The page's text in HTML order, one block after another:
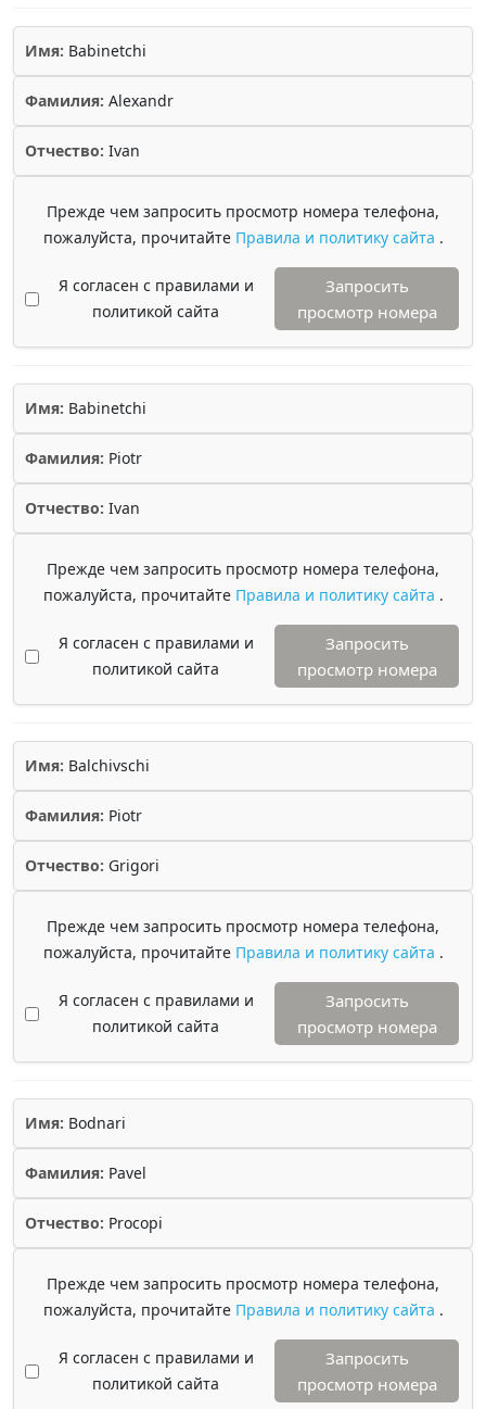
Имя: Babinetchi
Фамилия: Alexandr
Отчество: Ivan
Прежде чем запросить просмотр номера телефона,
пожалуйста, прочитайте Правила и политику сайта .
Я согласен с правилами и
политикой сайта
Запросить
просмотр номера
Имя: Babinetchi
Фамилия: Piotr
Отчество: Ivan
Прежде чем запросить просмотр номера телефона,
пожалуйста, прочитайте Правила и политику сайта .
Я согласен с правилами и
политикой сайта
Запросить
просмотр номера
Имя: Balchivschi
Фамилия: Piotr
Отчество: Grigori
Прежде чем запросить просмотр номера телефона,
пожалуйста, прочитайте Правила и политику сайта .
Я согласен с правилами и
политикой сайта
Запросить
просмотр номера
Имя: Bodnari
Фамилия: Pavel
Отчество: Procopi
Прежде чем запросить просмотр номера телефона,
пожалуйста, прочитайте Правила и политику сайта .
Я согласен с правилами и
политикой сайта
Запросить
просмотр номера